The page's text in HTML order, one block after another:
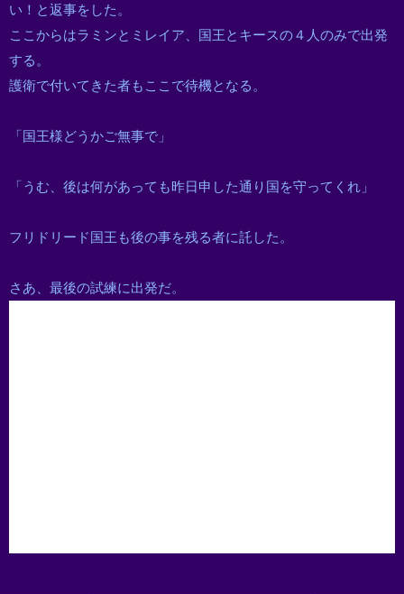
い！と返事をした。
ここからはラミンとミレイア、国王とキースの４人のみで出発
する。
護衛で付いてきた者もここで待機となる。
「国王様どうかご無事で」
「うむ、後は何があっても昨日申した通り国を守ってくれ」
フリドリード国王も後の事を残る者に託した。
さあ、最後の試練に出発だ。